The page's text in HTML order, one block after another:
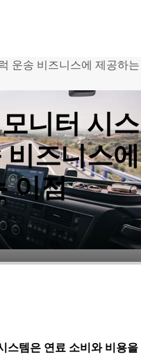
운송 비즈니스에 제공하는
니터 시스
비즈니스에
이점
스템은 연료 소비와 비용을